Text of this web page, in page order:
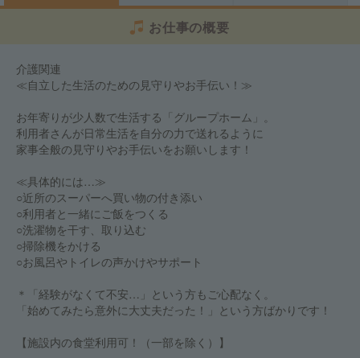
お仕事の概要
介護関連
≪自立した生活のための見守りやお手伝い！≫
お年寄りが少人数で生活する「グループホーム」。
利用者さんが日常生活を自分の力で送れるように
家事全般の見守りやお手伝いをお願いします！
≪具体的には…≫
○近所のスーパーへ買い物の付き添い
○利用者と一緒にご飯をつくる
○洗濯物を干す、取り込む
○掃除機をかける
○お風呂やトイレの声かけやサポート
＊「経験がなくて不安…」という方もご心配なく。
「始めてみたら意外に大丈夫だった！」という方ばかりです！
【施設内の食堂利用可！（一部を除く）】